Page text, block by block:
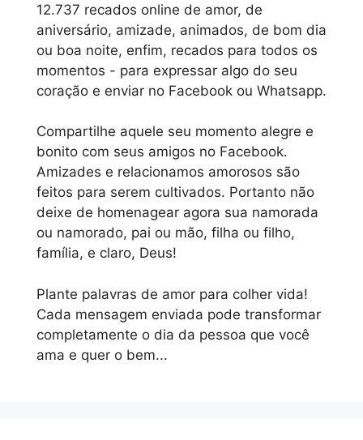
12.737 recados online de amor, de
aniversário, amizade, animados, de bom dia
ou boa noite, enfim, recados para todos os
momentos - para expressar algo do seu
coração e enviar no Facebook ou Whatsapp.
Compartilhe aquele seu momento alegre e
bonito com seus amigos no Facebook.
Amizades e relacionamos amorosos são
feitos para serem cultivados. Portanto não
deixe de homenagear agora sua namorada
ou namorado, pai ou mão, filha ou filho,
família, e claro, Deus!
Plante palavras de amor para colher vida!
Cada mensagem enviada pode transformar
completamente o dia da pessoa que você
ama e quer o bem...